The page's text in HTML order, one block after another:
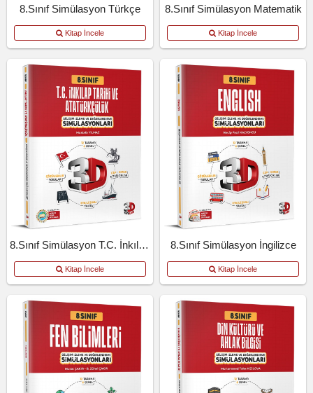
8.Sınıf Simülasyon Türkçe
Kitap İncele
8.Sınıf Simülasyon Matematik
Kitap İncele
8.Sınıf Simülasyon T.C. İnkılap Tarihi Ve Atatürkçülük
Kitap İncele
8.Sınıf Simülasyon İngilizce
Kitap İncele